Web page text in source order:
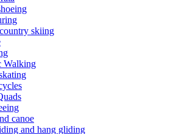
skiing
Walking
canoe
and hang gliding